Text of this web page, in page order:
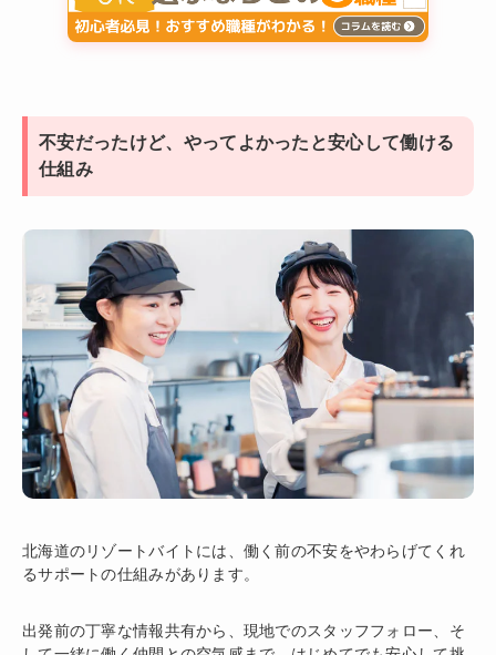
不安だったけど、やってよかったと安心して働ける
仕組み
北海道のリゾートバイトには、働く前の不安をやわらげてくれ
るサポートの仕組みがあります。
出発前の丁寧な情報共有から、現地でのスタッフフォロー、そ